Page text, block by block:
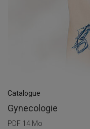
Catalogue
Gynecologie
PDF 14 Mo